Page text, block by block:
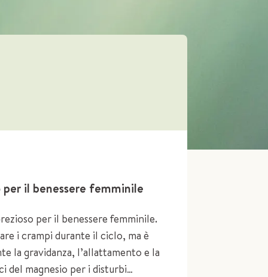
il benessere femminile
per il benessere femminile.
i crampi durante il ciclo, ma è
la gravidanza, l’allattamento e la
del magnesio per i disturbi